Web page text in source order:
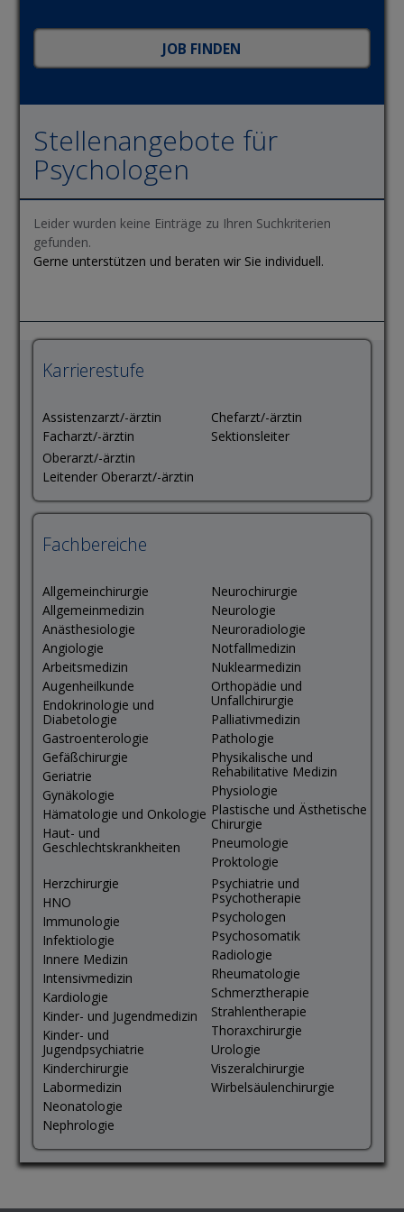
Stellenangebote für
Psychologen
Leider wurden keine Einträge zu Ihren Suchkriterien
gefunden.
Gerne unterstützen und beraten wir Sie individuell.
Karrierestufe
Assistenzarzt/-ärztin
Facharzt/-ärztin
Oberarzt/-ärztin
Leitender Oberarzt/-ärztin
Chefarzt/-ärztin
Sektionsleiter
Fachbereiche
Allgemeinchirurgie
Allgemeinmedizin
Anästhesiologie
Angiologie
Arbeitsmedizin
Augenheilkunde
Endokrinologie und
Diabetologie
Gastroenterologie
Gefäßchirurgie
Geriatrie
Gynäkologie
Hämatologie und Onkologie
Haut- und
Geschlechtskrankheiten
Herzchirurgie
HNO
Immunologie
Infektiologie
Innere Medizin
Intensivmedizin
Kardiologie
Kinder- und Jugendmedizin
Kinder- und
Jugendpsychiatrie
Kinderchirurgie
Labormedizin
Neonatologie
Nephrologie
Neurochirurgie
Neurologie
Neuroradiologie
Notfallmedizin
Nuklearmedizin
Orthopädie und
Unfallchirurgie
Palliativmedizin
Pathologie
Physikalische und
Rehabilitative Medizin
Physiologie
Plastische und Ästhetische
Chirurgie
Pneumologie
Proktologie
Psychiatrie und
Psychotherapie
Psychologen
Psychosomatik
Radiologie
Rheumatologie
Schmerztherapie
Strahlentherapie
Thoraxchirurgie
Urologie
Viszeralchirurgie
Wirbelsäulenchirurgie